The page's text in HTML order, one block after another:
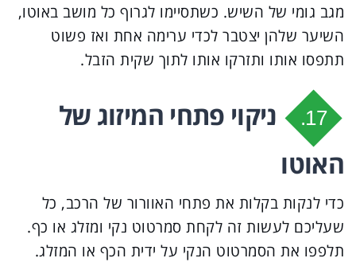
מגב גומי של השיש. כשתסיימו לגרוף כל מושב באוטו,
השיער שלהן יצטבר לכדי ערימה אחת ואז פשוט
תתפסו אותו ותזרקו אותו לתוך שקית הזבל.
17.
ניקוי פתחי המיזוג של
האוטו
כדי לנקות בקלות את פתחי האוורור של הרכב, כל
שעליכם לעשות זה לקחת סמרטוט נקי ומזלג או כף.
תלפפו את הסמרטוט הנקי על ידית הכף או המזלג.